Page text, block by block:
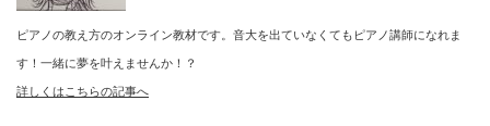
ピアノの教え方のオンライン教材です。音大を出ていなくてもピアノ講師になれま
す！一緒に夢を叶えませんか！？
詳しくはこちらの記事へ